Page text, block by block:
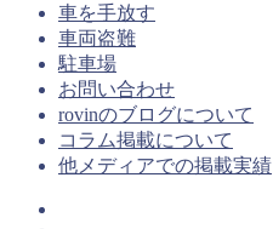
車を手放す
車両盗難
駐車場
お問い合わせ
rovinのブログについて
コラム掲載について
他メディアでの掲載実績